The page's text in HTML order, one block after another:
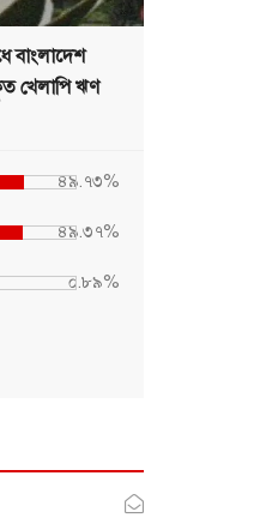
বাংলাদেশ
খেলাপি ঋণ
৪৯.৭৩%
৪৯.৩৭%
০.৮৯%